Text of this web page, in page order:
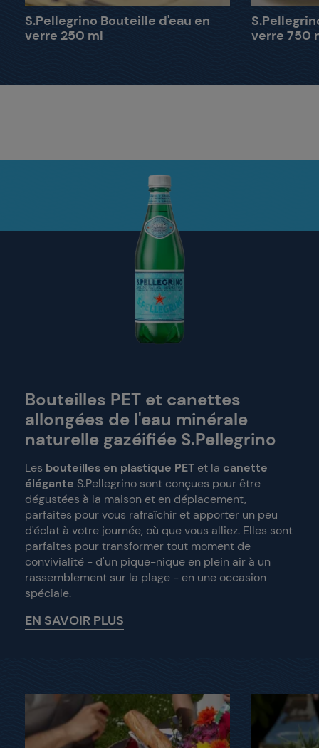
S.Pellegrino Bouteille d'eau en
verre 250 ml
verre 750
Bouteilles PET et canettes
allongées de l'eau minérale
naturelle gazéifiée S.Pellegrino
Les bouteilles en plastique PET et la canette
élégante S.Pellegrino sont conçues pour être
dégustées à la maison et en déplacement,
parfaites pour vous rafraîchir et apporter un peu
d'éclat à votre journée, où que vous alliez. Elles sont
parfaites pour transformer tout moment de
convivialité - d'un pique-nique en plein air à un
rassemblement sur la plage - en une occasion
spéciale.
EN SAVOIR PLUS